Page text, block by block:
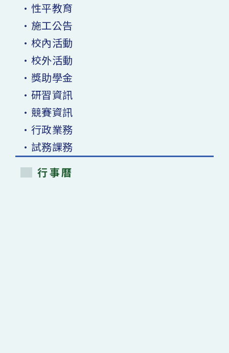
•性平教育
•施工公告
•校內活動
•校外活動
•獎助學金
•研習資訊
•競賽資訊
•行政業務
•試務課務
行事曆